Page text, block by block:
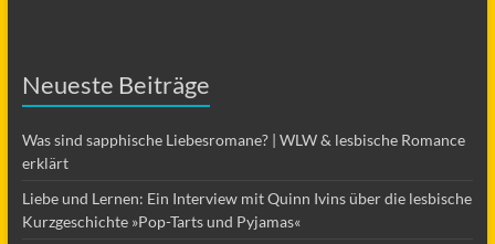
Neueste Beiträge
Was sind sapphische Liebesromane? | WLW & lesbische Romance
erklärt
Liebe und Lernen: Ein Interview mit Quinn Ivins über die lesbische
Kurzgeschichte »Pop-Tarts und Pyjamas«